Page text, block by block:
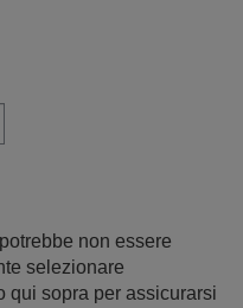
non essere
selezionare
qui sopra per assicurarsi